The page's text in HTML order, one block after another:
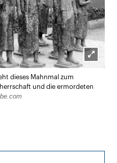
Lightbox
dieses Mahnmal zum
und die ermordeten